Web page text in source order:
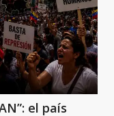
el país